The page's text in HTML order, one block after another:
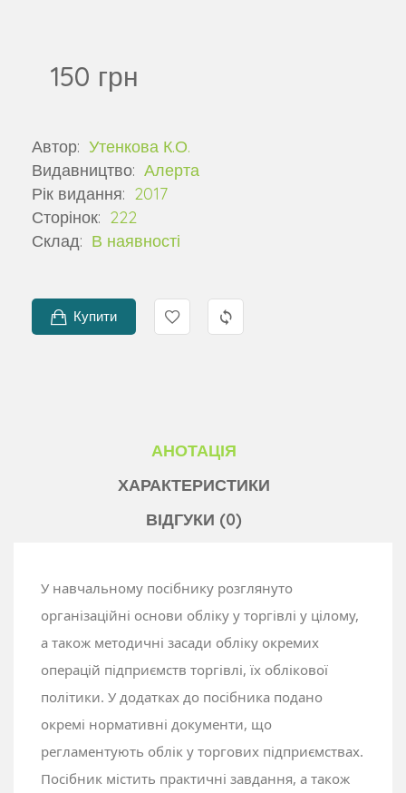
150 грн
Автор: Утенкова К.О.
Видавництво: Алерта
Рік видання: 2017
Сторінок: 222
Склад: В наявності
Купити
АНОТАЦІЯ
ХАРАКТЕРИСТИКИ
ВІДГУКИ (0)
У навчальному посібнику розглянуто
організаційні основи обліку у торгівлі у цілому,
а також методичні засади обліку окремих
операцій підприємств торгівлі, їх облікової
політики. У додатках до посібника подано
окремі нормативні документи, що
регламентують облік у торгових підприємствах.
Посібник містить практичні завдання, а також